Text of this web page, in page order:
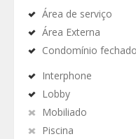
Área de serviço
Área Externa
Condomínio fechado
Interphone
Lobby
Mobiliado
Piscina